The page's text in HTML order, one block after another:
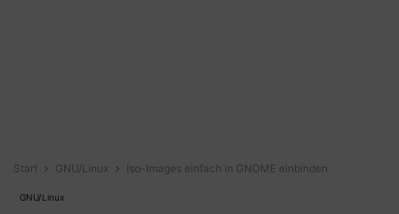
Start GNU/Linux Iso-Images einfach in GNOME einbinden
GNU/Linux